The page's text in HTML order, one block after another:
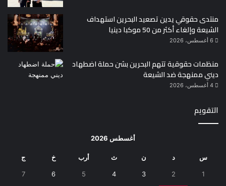
منتدى حقوقي يدين تصعيد البحرين استهداف
الشيعة وإلغاء أكثر من 50 موكبا دينيا
6 أغسطس، 2026
منظمات حقوقية تتهم البحرين بشن حملة اضطهاد
ديني ممنهجة ضد الشيعة
4 أغسطس، 2026
التقويم
أغسطس 2026
س د ن ث أرب خ ج
1
2
3
4
5
6
7